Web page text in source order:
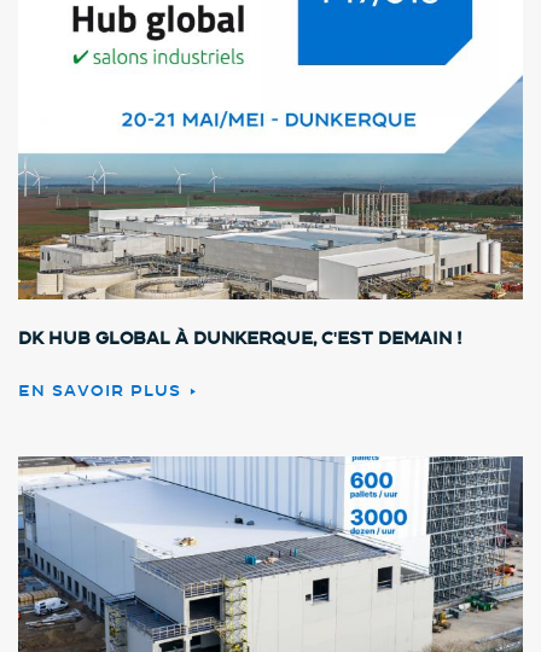
DK HUB GLOBAL à Dunkerque, c'est demain !
EN SAVOIR PLUS